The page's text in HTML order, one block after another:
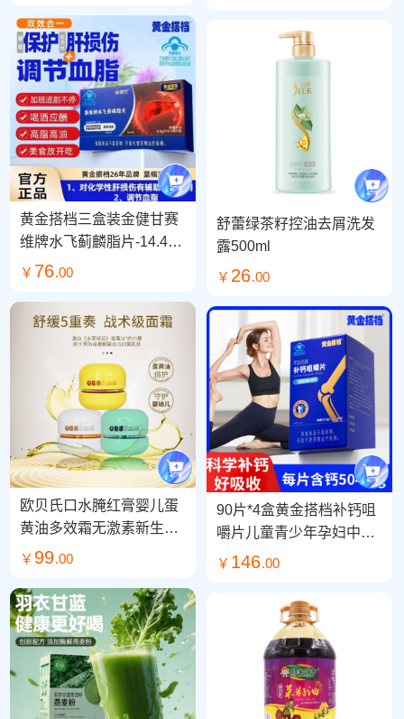
黄金搭档三盒装金健甘赛
维牌水飞蓟麟脂片-14.4g
（0.48*30）*3盒
￥ 76.00
欧贝氏口水腌红膏婴儿蛋
黄油多效霜无激素新生儿
宝宝面霜保湿舒缓 50克/
￥ 99.00
舒蕾绿茶籽控油去屑洗发
露500ml
￥ 26.00
90片*4盒黄金搭档补钙咀
嚼片儿童青少年孕妇中老
年碳酸钙D3钙片
￥ 146.00